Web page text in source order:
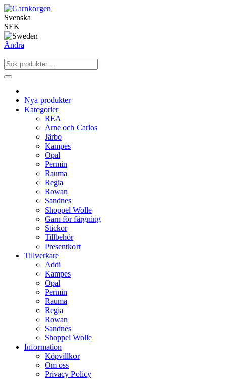
Svenska
SEK
Ändra
Nya produkter
Kategorier
REA
Arne och Carlos
Järbo
Kampes
Opal
Permin
Rauma
Regia
Rowan
Sandnes
Shoppel Wolle
Garn för färgning
Stickor
Tillbehör
Presentkort
Tillverkare
Addi
Kampes
Opal
Permin
Rauma
Regia
Rowan
Sandnes
Shoppel Wolle
Information
Köpvillkor
Om oss
Privacy Policy